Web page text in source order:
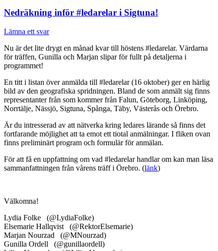
Nedräkning inför #ledarelar i Sigtuna!
Lämna ett svar
Nu är det lite drygt en månad kvar till höstens #ledarelar. Värdarna
för träffen, Gunilla och Marjan slipar för fullt på detaljerna i
programmet!
En titt i listan över anmälda till #ledarelar (16 oktober) ger en härlig
bild av den geografiska spridningen. Bland de som anmält sig finns
representanter från som kommer från Falun, Göteborg, Linköping,
Norrtälje, Nässjö, Sigtuna, Spånga, Täby, Västerås och Örebro.
Är du intresserad av att nätverka kring ledares lärande så finns det
fortfarande möjlighet att ta emot ett tiotal anmälningar. I fliken ovan
finns preliminärt program och formulär för anmälan.
För att få en uppfattning om vad #ledarelar handlar om kan man läsa
sammanfattningen från vårens träff i Örebro. (länk)
Välkomna!
Lydia Folke (@LydiaFolke)
Elsemarie Hallqvist (@RektorElsemarie)
Marjan Nourzad (@MNourzad)
Gunilla Ordell (@gunillaordell)